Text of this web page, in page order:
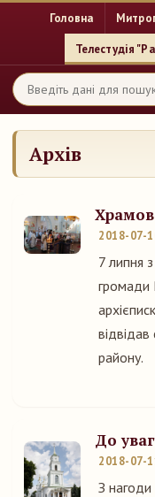
Головна
Телестудія
Архів
2018-07-
7 липня
громади
району.
До
2018-07-
З